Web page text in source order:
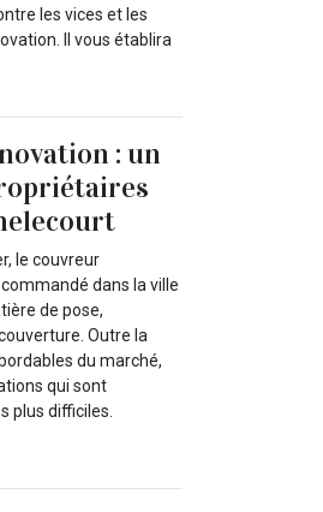
les vices et les
Il vous établira
: un
le couvreur
dans la ville
de pose,
Outre la
du marché,
qui sont
plus difficiles.